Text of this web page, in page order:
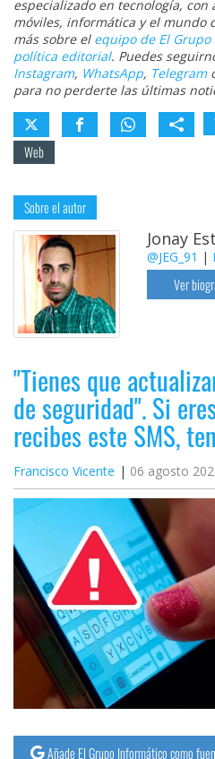
especializado en tecnología,
móviles, informática y el mundo
más sobre el equipo de El
política editorial. Puedes
Instagram, WhatsApp, Telegram
para no perderte las últimas
Web
Sobre el autor
Jonay
@JEG_91 |
Ver
"Tienes que
de seguridad". Si
recibes este SMS,
Francisco Vicente 06 agosto
Añade El Grupo Informático como